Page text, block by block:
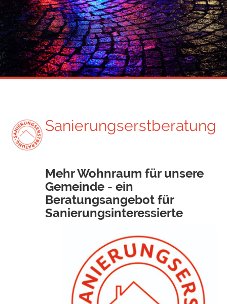
Sanierungserstberatung
Mehr Wohnraum für unsere
Gemeinde - ein
Beratungsangebot für
Sanierungsinteressierte